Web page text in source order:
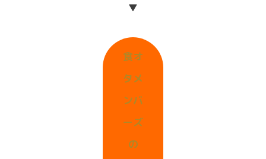
▼
食オ
タメ
ンバ
ーズ
の